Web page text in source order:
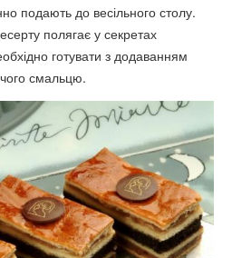
подають до весільного столу.
полягає у секретах
готувати з додаванням
смальцю.